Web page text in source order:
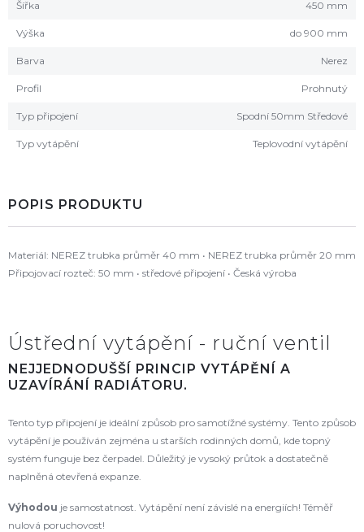
Šířka 450 mm
Výška do 900 mm
Barva Nerez
Profil Prohnutý
Typ připojení Spodní 50mm Středové
Typ vytápění Teplovodní vytápění
POPIS PRODUKTU
Materiál: NEREZ trubka průměr 40 mm • NEREZ trubka průměr 20 mm
Připojovací rozteč: 50 mm • středové připojení • Česká výroba
Ústřední vytápění - ruční ventil
NEJJEDNODUŠŠÍ PRINCIP VYTÁPĚNÍ A
UZAVÍRÁNÍ RADIÁTORU.
Tento typ připojení je ideální způsob pro samotížné systémy. Tento způsob
vytápění je používán zejména u starších rodinných domů, kde topný
systém funguje bez čerpadel. Důležitý je vysoký průtok a dostatečně
naplněná otevřená expanze.
Výhodou je samostatnost. Vytápění není závislé na energiích! Téměř
nulová poruchovost!